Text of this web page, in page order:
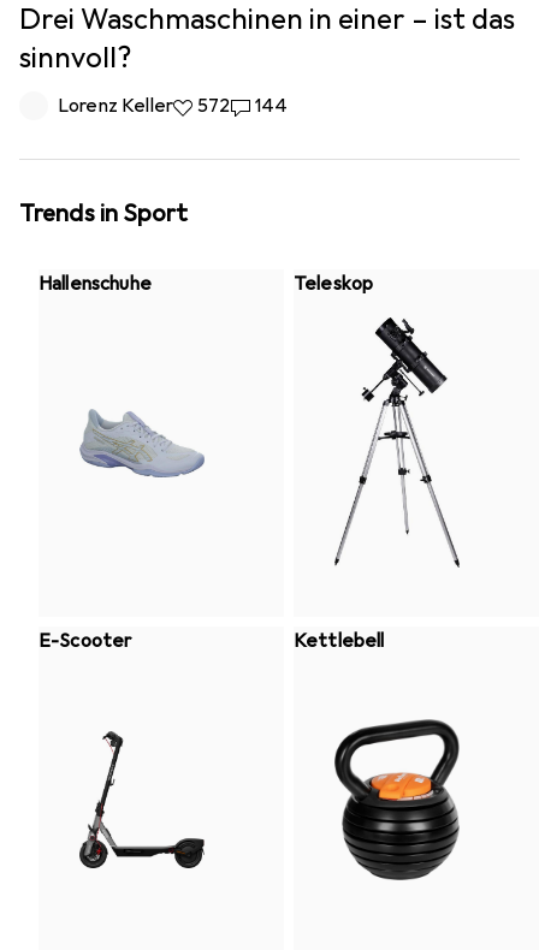
Drei Waschmaschinen in einer – ist das
sinnvoll?
Lorenz Keller572 Likes
572144 Kommentare
144
Trends in Sport
Hallenschuhe Teleskop
E-Scooter Kettlebell